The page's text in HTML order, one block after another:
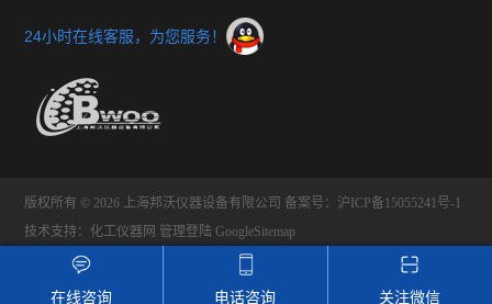
24小时在线客服，为您服务！
版权所有 © 2026 上海邦沃仪器设备有限公司 备案号：沪ICP备15055241号-1
技术支持： 化工仪器网 管理登陆 GoogleSitemap
在线咨询 电话咨询 关注微信